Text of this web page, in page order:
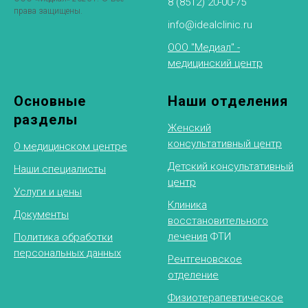
права защищены.
info@idealclinic.ru
ООО "Медиал" -
медицинский центр
Основные
разделы
О медицинском центре
Наши специалисты
Услуги и цены
Документы
Политика обработки
персональных данных
Наши отделения
Женский
консультативный центр
Детский консультативный
центр
Клиника
восстановительного
лечения ФТИ
Рентгеновское
отделение
Физиотерапевтическое